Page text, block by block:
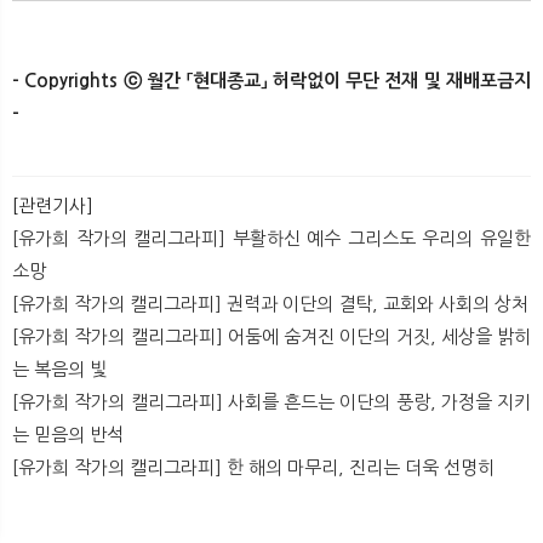
- Copyrights ⓒ 월간 「현대종교」 허락없이 무단 전재 및 재배포금지
-​ ​
[관련기사]
[유가희 작가의 캘리그라피] 부활하신 예수 그리스도 우리의 유일한
소망
[유가희 작가의 캘리그라피] 권력과 이단의 결탁, 교회와 사회의 상처
[유가희 작가의 캘리그라피] 어둠에 숨겨진 이단의 거짓, 세상을 밝히
는 복음의 빛
[유가희 작가의 캘리그라피] 사회를 흔드는 이단의 풍랑, 가정을 지키
는 믿음의 반석
[유가희 작가의 캘리그라피] 한 해의 마무리, 진리는 더욱 선명히